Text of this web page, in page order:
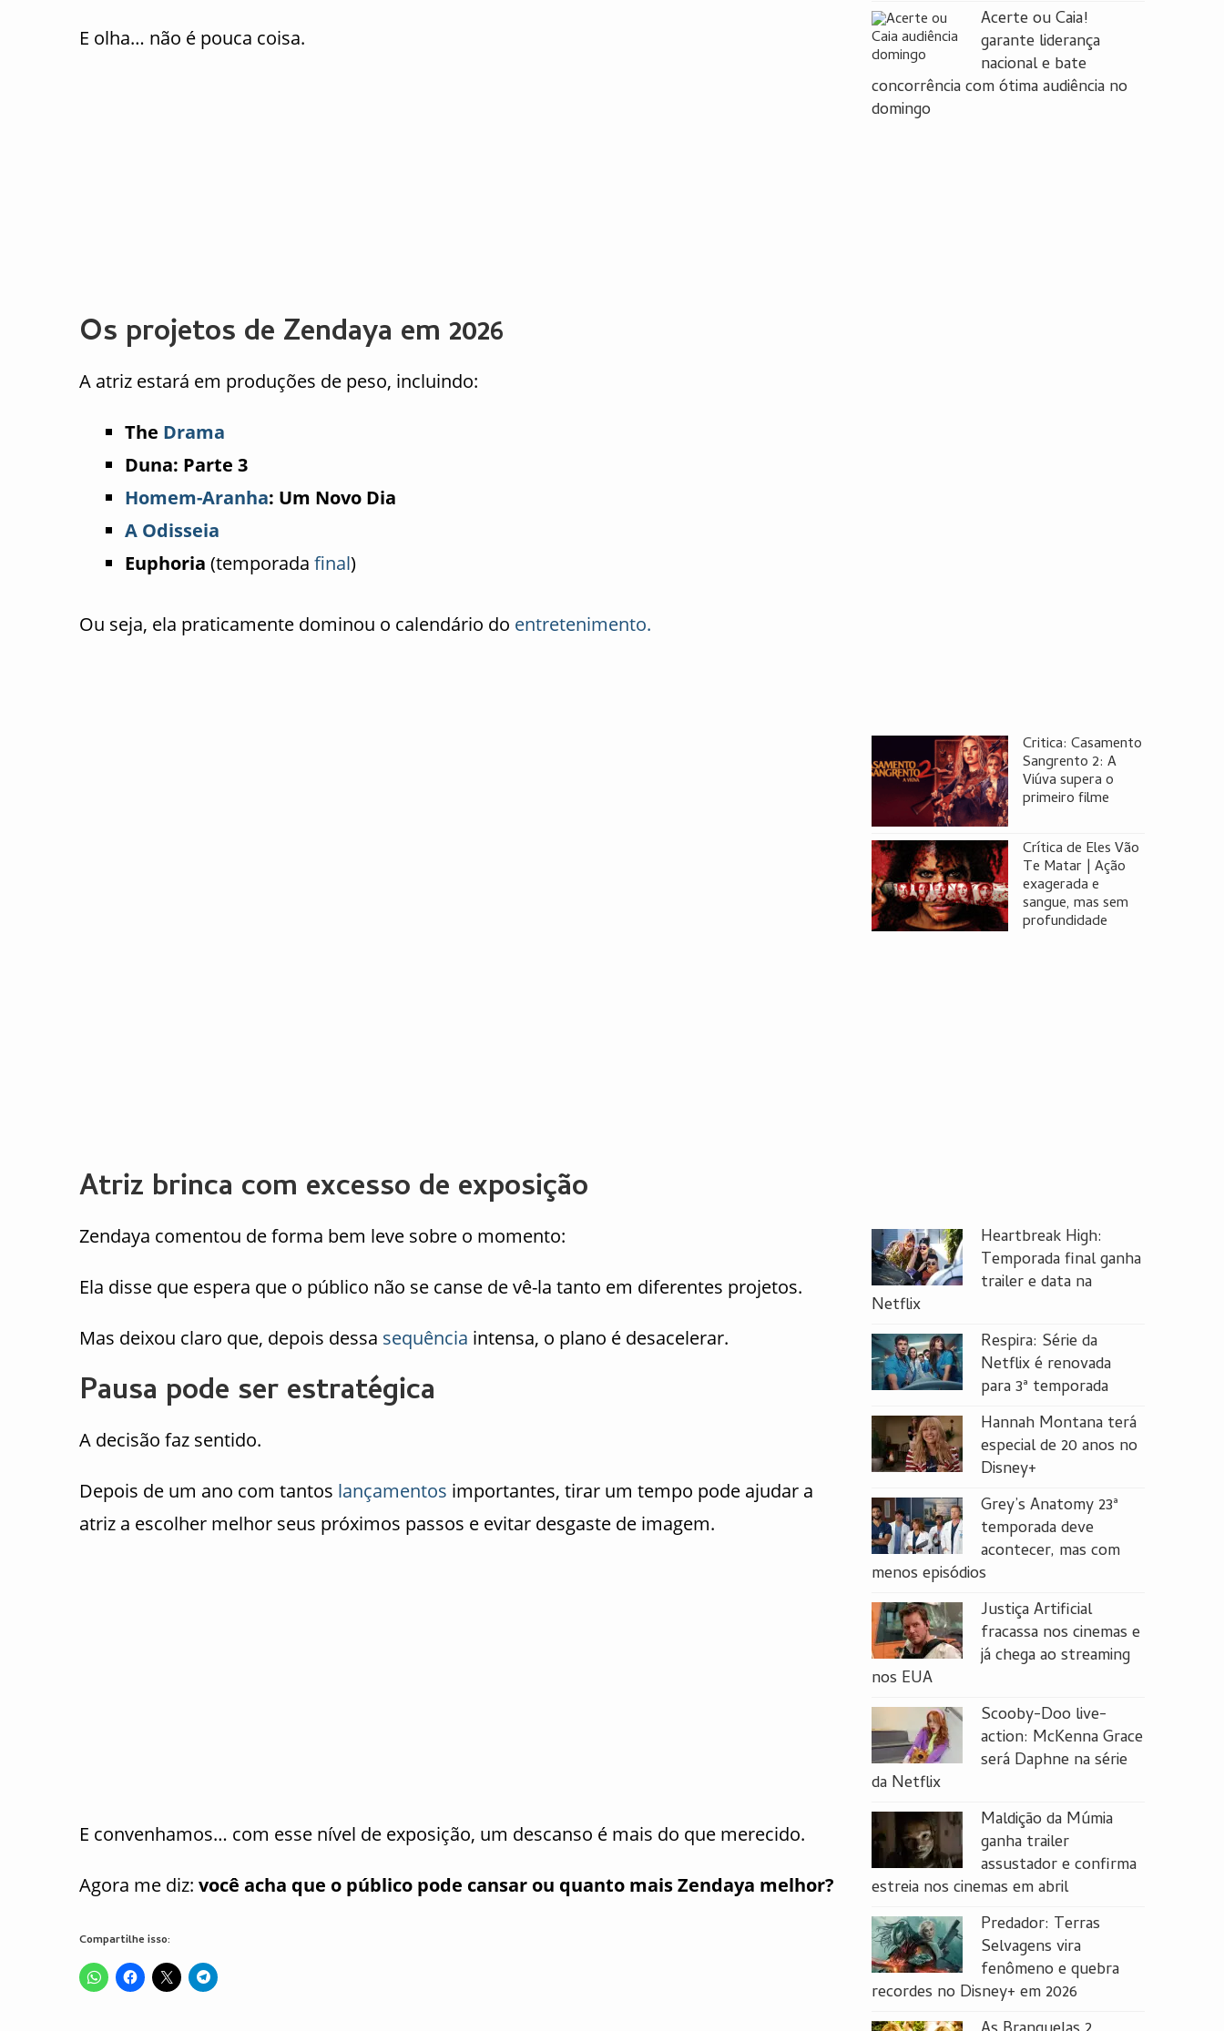
E olha… não é pouca coisa.
Os projetos de Zendaya em 2026
A atriz estará em produções de peso, incluindo:
The Drama
Duna: Parte 3
Homem-Aranha: Um Novo Dia
A Odisseia
Euphoria (temporada final)
Ou seja, ela praticamente dominou o calendário do entretenimento.
Atriz brinca com excesso de exposição
Zendaya comentou de forma bem leve sobre o momento:
Ela disse que espera que o público não se canse de vê-la tanto em diferentes projetos.
Mas deixou claro que, depois dessa sequência intensa, o plano é desacelerar.
Pausa pode ser estratégica
A decisão faz sentido.
Depois de um ano com tantos lançamentos importantes, tirar um tempo pode ajudar a
atriz a escolher melhor seus próximos passos e evitar desgaste de imagem.
E convenhamos… com esse nível de exposição, um descanso é mais do que merecido.
Agora me diz: você acha que o público pode cansar ou quanto mais Zendaya melhor?
Compartilhe isso:
Acerte ou Caia!
garante liderança
nacional e bate
concorrência com ótima audiência no
domingo
Critica: Casamento
Sangrento 2: A
Viúva supera o
primeiro filme
Crítica de Eles Vão
Te Matar | Ação
exagerada e
sangue, mas sem
profundidade
Heartbreak High:
Temporada final ganha
trailer e data na
Netflix
Respira: Série da
Netflix é renovada
para 3ª temporada
Hannah Montana terá
especial de 20 anos no
Disney+
Grey’s Anatomy 23ª
temporada deve
acontecer, mas com
menos episódios
Justiça Artificial
fracassa nos cinemas e
já chega ao streaming
nos EUA
Scooby-Doo live-
action: McKenna Grace
será Daphne na série
da Netflix
Maldição da Múmia
ganha trailer
assustador e confirma
estreia nos cinemas em abril
Predador: Terras
Selvagens vira
fenômeno e quebra
recordes no Disney+ em 2026